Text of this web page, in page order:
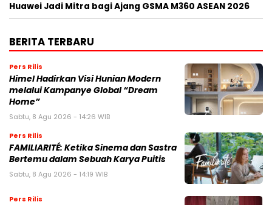
Huawei Jadi Mitra bagi Ajang GSMA M360 ASEAN 2026
BERITA TERBARU
Pers Rilis
Himel Hadirkan Visi Hunian Modern
melalui Kampanye Global “Dream
Home”
Sabtu, 8 Agu 2026 - 14:26 WIB
Pers Rilis
FAMILIARITÉ: Ketika Sinema dan Sastra
Bertemu dalam Sebuah Karya Puitis
Sabtu, 8 Agu 2026 - 14:19 WIB
Pers Rilis